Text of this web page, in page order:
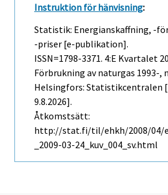
Instruktion för hänvisning:
Statistik: Energianskaffning, -
-priser [e-publikation].
ISSN=1798-3371. 4:e Kvartalet
Förbrukning av naturgas 1993-,
Helsingfors: Statistikcentralen
9.8.2026].
Åtkomstsätt:
http://stat.fi/til/ehkh/2008/04/
_2009-03-24_kuv_004_sv.html